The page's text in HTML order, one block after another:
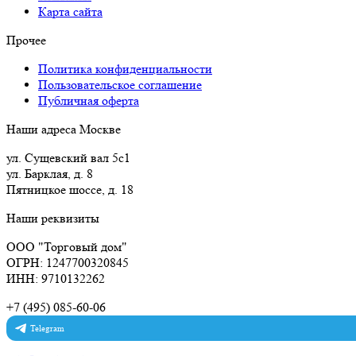
Карта сайта
Прочее
Политика конфиденциальности
Пользовательское соглашение
Публичная оферта
Наши адреса Москве
ул. Сущевский вал 5с1
ул. Барклая, д. 8
Пятницкое шоссе, д. 18
Наши реквизиты
ООО "Торговый дом"
ОГРН: 1247700320845
ИНН: 9710132262
+7 (495) 085-60-06
Telegram